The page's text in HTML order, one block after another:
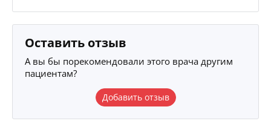
Оставить отзыв
А вы бы порекомендовали этого врача другим
пациентам?
Добавить отзыв